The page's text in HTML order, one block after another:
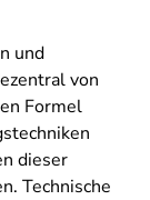
und
von
Formel
dieser
Technische